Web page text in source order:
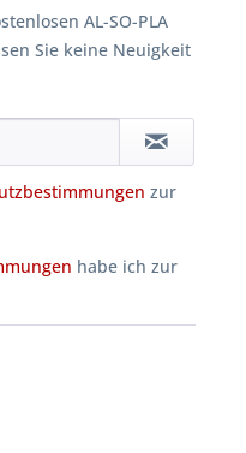
AL-SO-PLA
Sie keine Neuigkeit
zur
habe ich zur